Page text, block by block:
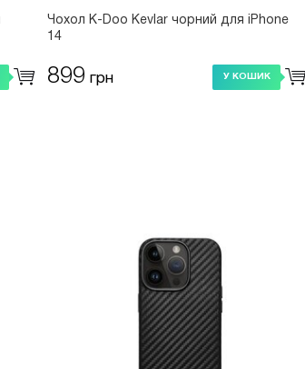
Чохол K-Doo Kevlar чорний для iPhone
14
899 грн У КОШИК